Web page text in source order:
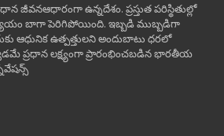
జీవనఆధారంగా ఉన్నదేశం. ప్రస్తుత పరిస్థితుల్లో
బాగా పెరిగిపోయింది. ఇబ్బడి ముబ్బడిగా
ఆధునిక ఉత్పత్తులని అందుబాటు ధరలో
ప్రధాన లక్ష్యంగా ప్రారంభించబడిన భారతీయ